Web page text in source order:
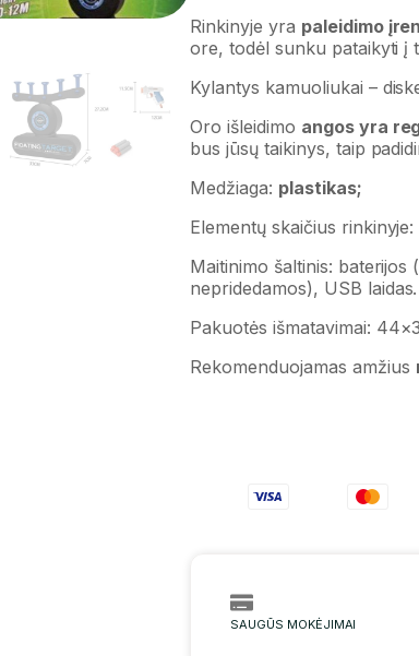
Rinkinyje yra paleidimo
ore, todėl sunku pataikyti į
Kylantys kamuoliukai –
Oro išleidimo angos yra
bus jūsų taikinys, taip
Medžiaga: plastikas;
Elementų skaičius rinkinyje:
Maitinimo šaltinis:
nepridedamos), USB laidas.
Pakuotės išmatavimai:
Rekomenduojamas amžius
SAUGŪS MOKĖJIMAI